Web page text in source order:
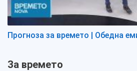
Прогноза за времето | Обедна
За времето